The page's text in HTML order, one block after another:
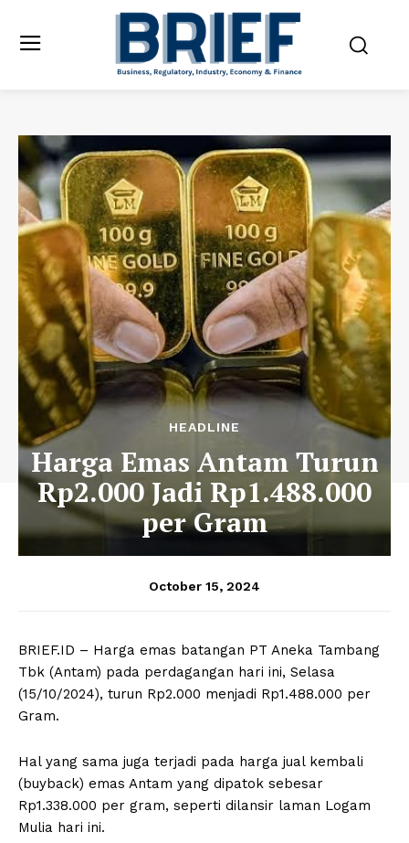
HEADLINE
Harga Emas Antam Turun
Rp2.000 Jadi Rp1.488.000
per Gram
October 15, 2024
BRIEF.ID – Harga emas batangan PT Aneka Tambang
Tbk (Antam) pada perdagangan hari ini, Selasa
(15/10/2024), turun Rp2.000 menjadi Rp1.488.000 per
Gram.
Hal yang sama juga terjadi pada harga jual kembali
(buyback) emas Antam yang dipatok sebesar
Rp1.338.000 per gram, seperti dilansir laman Logam
Mulia hari ini.